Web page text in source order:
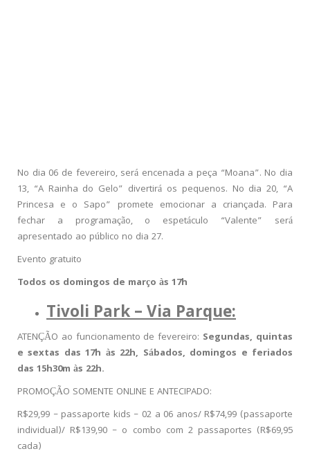
No dia 06 de fevereiro, será encenada a peça “Moana”. No dia
13, “A Rainha do Gelo” divertirá os pequenos. No dia 20, “A
Princesa e o Sapo” promete emocionar a criançada. Para
fechar a programação, o espetáculo “Valente” será
apresentado ao público no dia 27.
Evento gratuito
Todos os domingos de março às 17h
Tivoli Park – Via Parque:
ATENÇÃO ao funcionamento de fevereiro: Segundas, quintas
e sextas das 17h às 22h, Sábados, domingos e feriados
das 15h30m às 22h.
PROMOÇÃO SOMENTE ONLINE E ANTECIPADO:
R$29,99 – passaporte kids – 02 a 06 anos/ R$74,99 (passaporte
individual)/ R$139,90 – o combo com 2 passaportes (R$69,95
cada)